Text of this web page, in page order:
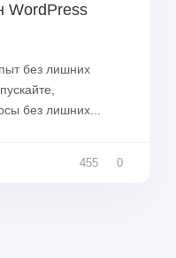
WordPress
без лишних
без лишних...
455 0